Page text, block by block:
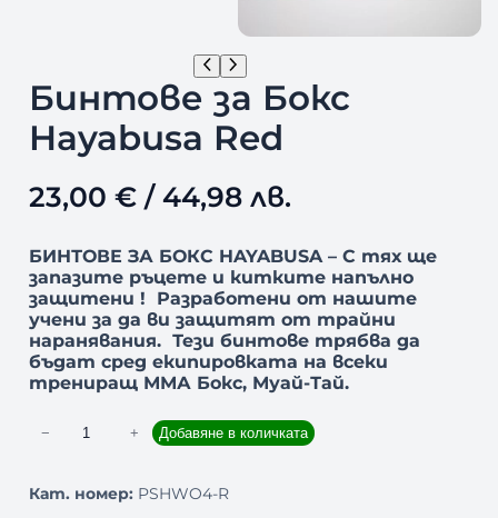
Бинтове за Бокс
Hayabusa Red
23,00 €/ 44,98 лв.
БИНТОВЕ ЗА БОКС HAYABUSA – С тях ще
запазите ръцете и китките напълно
защитени ! Разработени от нашите
учени за да ви защитят от трайни
наранявания. Тези бинтове трябва да
бъдат сред екипировката на всеки
трениращ ММА Бокс, Муай-Тай.
л
− + Добавяне в количката
Кат. номер: PSHWO4-R